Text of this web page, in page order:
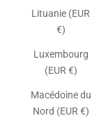
Lituanie (EUR
€)
Luxembourg
(EUR €)
Macédoine du
Nord (EUR €)